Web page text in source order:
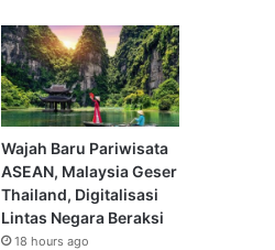
Wajah Baru Pariwisata
ASEAN, Malaysia Geser
Thailand, Digitalisasi
Lintas Negara Beraksi
18 hours ago